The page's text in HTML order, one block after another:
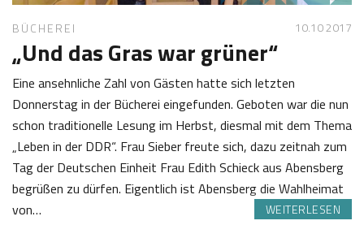
BÜCHEREI 10.10 2017
„Und das Gras war grüner“
Eine ansehnliche Zahl von Gästen hatte sich letzten
Donnerstag in der Bücherei eingefunden. Geboten war die nun
schon traditionelle Lesung im Herbst, diesmal mit dem Thema
„Leben in der DDR“. Frau Sieber freute sich, dazu zeitnah zum
Tag der Deutschen Einheit Frau Edith Schieck aus Abensberg
begrüßen zu dürfen. Eigentlich ist Abensberg die Wahlheimat
von…
WEITERLESEN